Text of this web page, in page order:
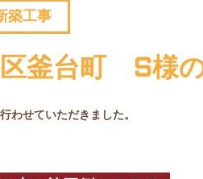
築工事
区釜台町 S様
わせていただきました。